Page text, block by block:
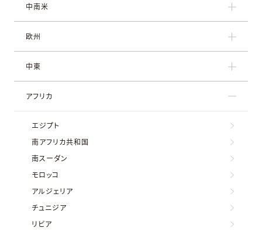
中南米
欧州
中東
アフリカ
エジプト
南アフリカ共和国
南スーダン
モロッコ
アルジェリア
チュニジア
リビア